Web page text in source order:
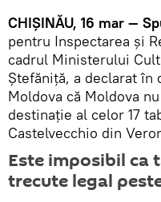
CHIȘINĂU, 16 mar —
pentru Inspectarea şi
cadrul Ministerului
Ștefăniță, a declarat
Moldova că Moldova
destinație al celor 17
Castelvecchio din
Este imposibil ca
trecute legal